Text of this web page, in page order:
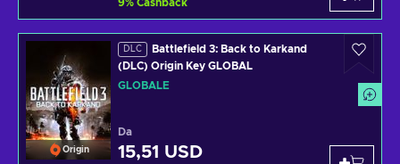
9% Cashback
Origin
DLC
Battlefield 3: Back to Karkand
(DLC) Origin Key GLOBAL
GLOBALE
Da
15,51 USD